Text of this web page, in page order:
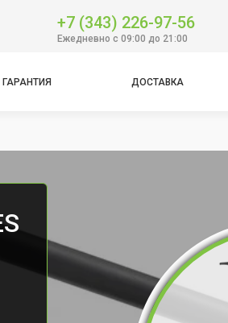
+7 (343) 226-97-56
Ежедневно с 09:00 до 21:00
ГАРАНТИЯ ДОСТАВКА